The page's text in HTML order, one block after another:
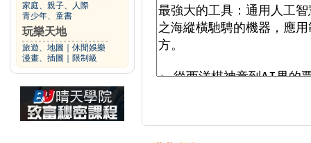
家庭、親子、人際
青少年、童書
玩樂天地
旅遊、地圖
休閒娛樂
漫畫、插圖
限制級